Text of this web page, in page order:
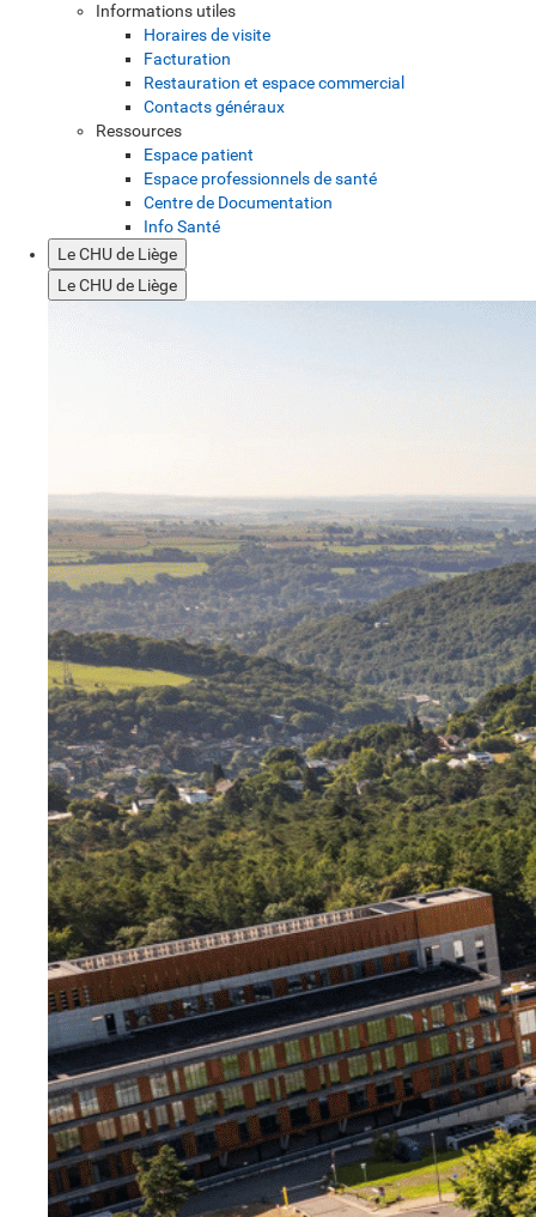
Informations utiles
Horaires de visite
Facturation
Restauration et espace commercial
Contacts généraux
Ressources
Espace patient
Espace professionnels de santé
Centre de Documentation
Info Santé
Le CHU de Liège
Le CHU de Liège